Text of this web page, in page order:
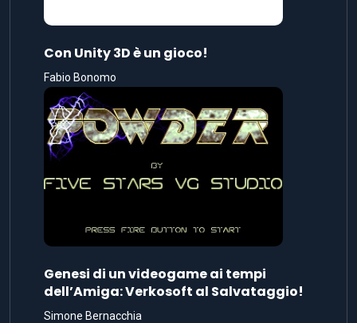
Con Unity 3D è un gioco!
Fabio Bonomo
Genesi di un videogame ai tempi
dell’Amiga: Verkosoft al Salvataggio!
Simone Bernacchia